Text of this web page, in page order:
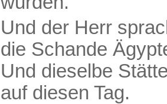
Und der Herr
die Schande
Und dieselbe
auf diesen Tag.